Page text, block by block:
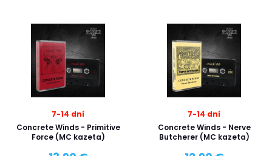
7-14 dní
Concrete Winds - Primitive
Force (MC kazeta)
7-14 dní
Concrete Winds - Nerve
Butcherer (MC kazeta)